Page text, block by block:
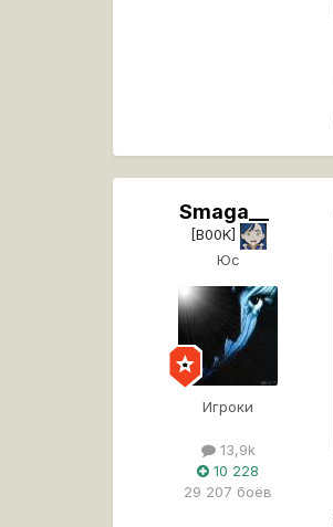
Smaga__
[B00K]
Юс
Игроки
13,9k
10 228
29 207 боёв